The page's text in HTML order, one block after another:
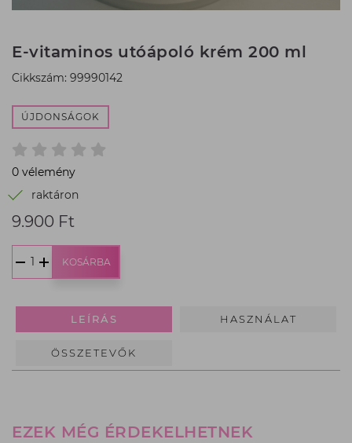
E-vitaminos utóápoló krém 200 ml
Cikkszám: 99990142
ÚJDONSÁGOK
0 vélemény
raktáron
Termék
Ft,
9.900 Ft
KOSÁRBA
LEÍRÁS HASZNÁLAT
ÖSSZETEVŐK
EZEK MÉG ÉRDEKELHETNEK